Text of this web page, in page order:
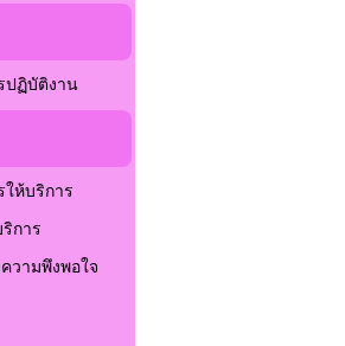
ปฏิบัติงาน
ห้บริการ
การ
วามพึงพอใจ